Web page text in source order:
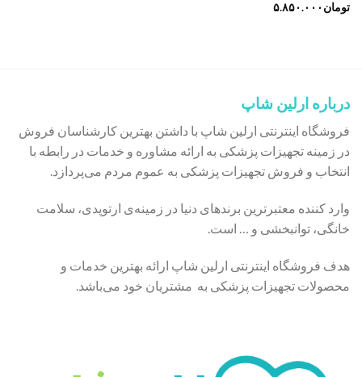
تومان ۵.۸۵۰.۰۰۰
درباره ارلین شاپ
فروشگاه اینترنتی ارلین شاپ با داشتن بهترین کارشناسان فروش
در زمینه تجهیزات پزشکی به ارائه مشاوره و خدمات در رابطه با
انتخاب و فروش تجهیزات پزشکی به عموم مردم می‌پردازد.
وارد کننده معتبرترین برندهای دنیا در زمینه‌ی ارتوپدی، سلامت
خانگی، توانبخشی و … است.
هدف فروشگاه اینترنتی ارلین شاپ ارائه بهترین خدمات و
محصولات تجهیزات پزشکی به مشتریان خود می‌باشد.